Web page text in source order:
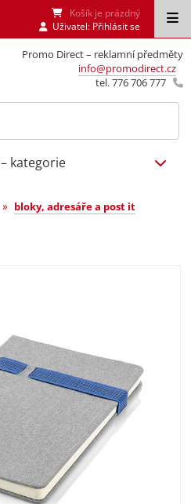
Promo Direct – reklamní předměty
info@promodirect.cz
tel. 776 706 777
Košík je prázdný
Uživatel: Přihlásit se
– kategorie
» bloky, adresáře a post it